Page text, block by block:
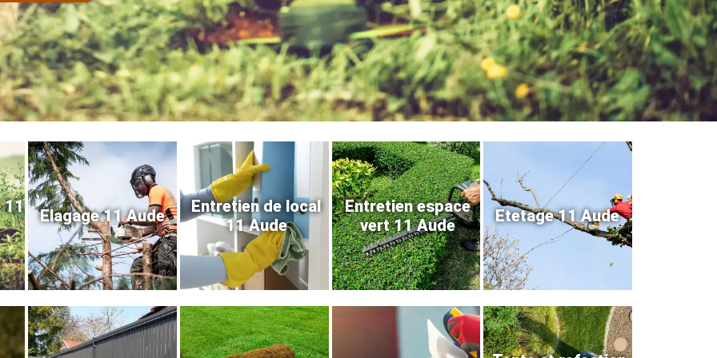
11 Elagage 11 Aude
Entretien de local
11 Aude
Entretien espace
vert 11 Aude
Etetage 11 Aude